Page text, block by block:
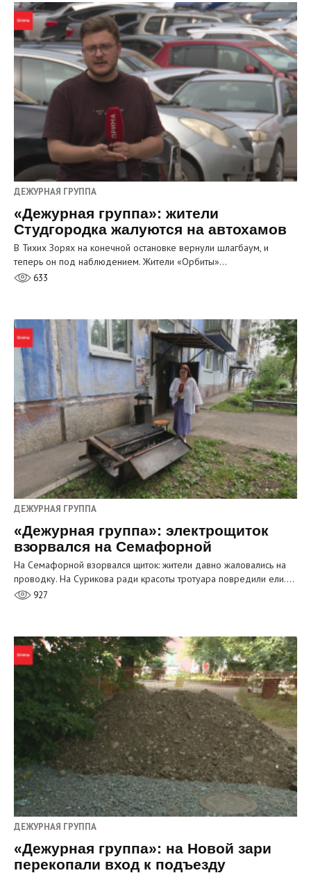
ДЕЖУРНАЯ ГРУППА
«Дежурная группа»: жители
Студгородка жалуются на автохамов
В Тихих Зорях на конечной остановке вернули шлагбаум, и
теперь он под наблюдением. Жители «Орбиты»…
633
ДЕЖУРНАЯ ГРУППА
«Дежурная группа»: электрощиток
взорвался на Семафорной
На Семафорной взорвался щиток: жители давно жаловались на
проводку. На Сурикова ради красоты тротуара повредили ели.…
927
ДЕЖУРНАЯ ГРУППА
«Дежурная группа»: на Новой зари
перекопали вход к подъезду